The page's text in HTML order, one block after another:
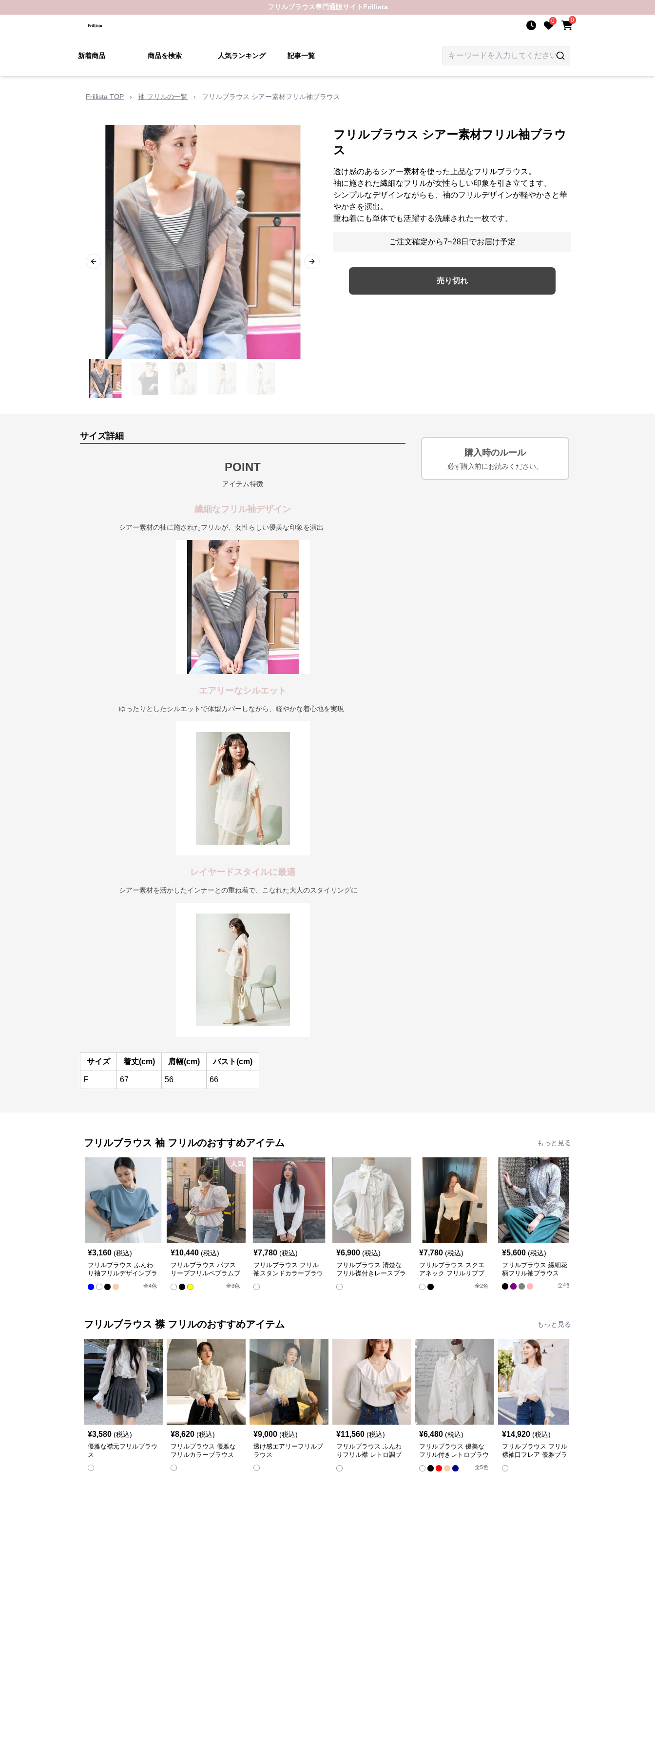
フリルブラウス専門通販サイト Frillista
0 0
新着商品 商品を検索 人気ランキング 記事一覧
Frillista TOP › 袖 フリルの一覧 › フリルブラウス シアー素材フリル袖ブラウス
Previous slide Next slide
フリルブラウス シアー素材フリル袖ブラウ
ス
透け感のあるシアー素材を使った上品なフリルブラウス。
袖に施された繊細なフリルが女性らしい印象を引き立てます。
シンプルなデザインながらも、袖のフリルデザインが軽やかさと華
やかさを演出。
重ね着にも単体でも活躍する洗練された一枚です。
ご注文確定から7~28日でお届け予定
売り切れ
サイズ詳細
POINT
アイテム特徴
繊細なフリル袖デザイン
シアー素材の袖に施されたフリルが、女性らしい優美な印象を演出
エアリーなシルエット
ゆったりとしたシルエットで体型カバーしながら、軽やかな着心地を実現
レイヤードスタイルに最適
シアー素材を活かしたインナーとの重ね着で、こなれた大人のスタイリングに
サイズ 着丈(cm) 肩幅(cm) バスト(cm)
F 67 56 66
購入時のルール
必ず購入前にお読みください。
フリルブラウス 袖 フリルのおすすめアイテム もっと見る
¥3,160 (税込)
フリルブラウス ふんわ
り袖フリルデザインブラ
全4色
人気
¥10,440 (税込)
フリルブラウス パフス
リーブフリルペプラムブ
全3色
¥7,780 (税込)
フリルブラウス フリル
袖スタンドカラーブラウ
¥6,900 (税込)
フリルブラウス 清楚な
フリル襟付きレースブラ
¥7,780 (税込)
フリルブラウス スクエ
アネック フリルリブブ
全2色
¥5,600 (税込)
フリルブラウス 繊細花
柄フリル袖ブラウス
全4色
フリルブラウス 襟 フリルのおすすめアイテム もっと見る
¥3,580 (税込)
優雅な襟元フリルブラウ
ス
¥8,620 (税込)
フリルブラウス 優雅な
フリルカラーブラウス
¥9,000 (税込)
透け感エアリーフリルブ
ラウス
¥11,560 (税込)
フリルブラウス ふんわ
りフリル襟 レトロ調ブ
¥6,480 (税込)
フリルブラウス 優美な
フリル付きレトロブラウ
全5色
¥14,920 (税込)
フリルブラウス フリル
襟袖口フレア 優雅ブラ